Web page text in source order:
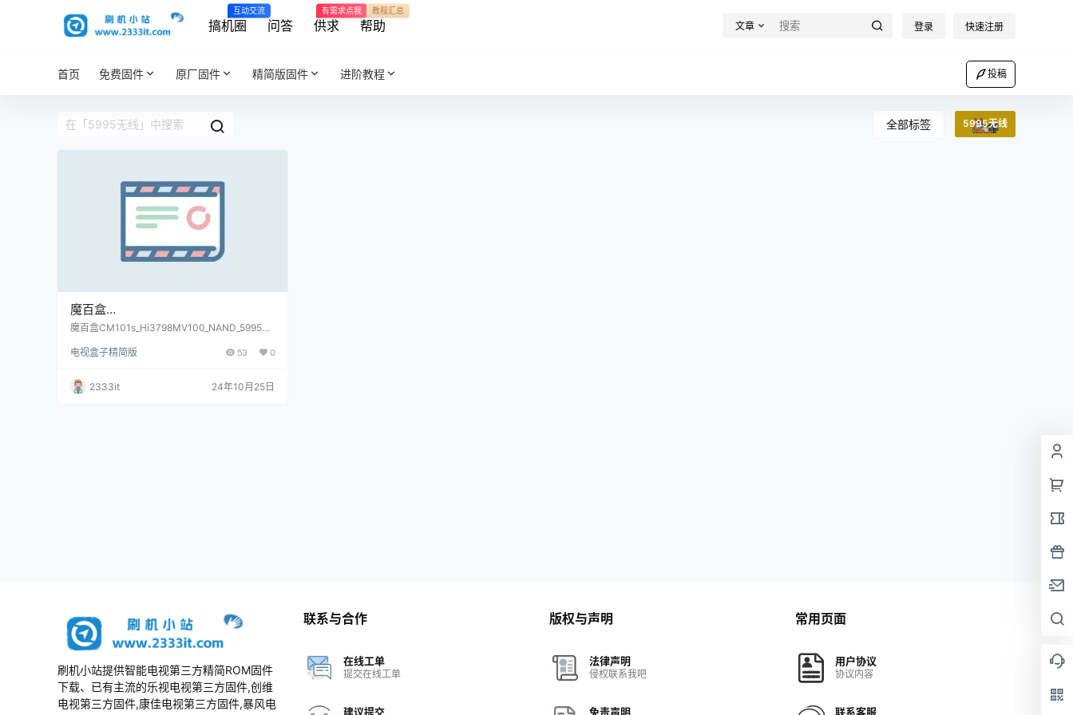
搞机圈
互动交流
问答 供求
有需求点我
帮助
教程汇总
文章 登录 快速注册
首页 免费固件 原厂固件 精简版固件 进阶教程 投稿
全部标签 5995无线
魔百盒
CM101s_Hi3798MV100_NAND_5995
教程)(亲测)
魔百盒CM101s_Hi3798MV100_NAND_5995无
电视盒子精简版
53 0
2333it 24年10月25日
刷机小站提供智能电视第三方精简ROM固件
下载、已有主流的乐视电视第三方固件,创维
电视第三方固件,康佳电视第三方固件,暴风电
联系与合作
在线工单
提交在线工单
建议提交
版权与声明
法律声明
侵权联系我吧
免责声明
常用页面
用户协议
协议内容
联系客服